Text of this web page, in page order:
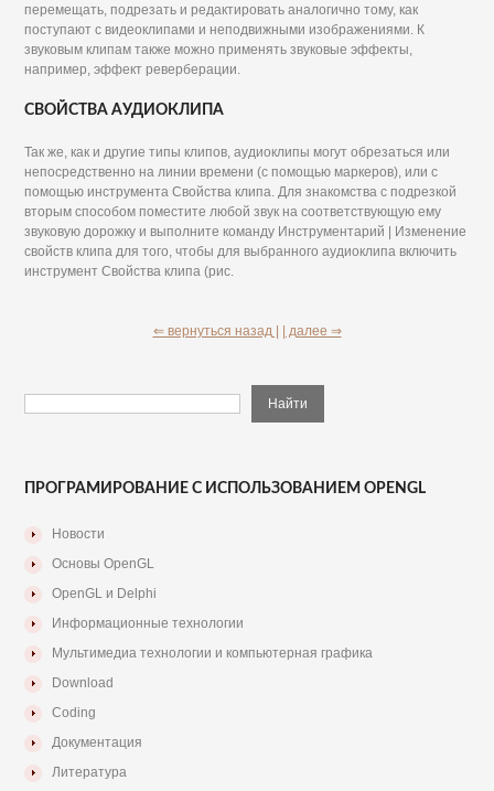
перемещать, подрезать и редактировать аналогично тому, как
поступают с видеоклипами и неподвижными изображениями. К
звуковым клипам также можно применять звуковые эффекты,
например, эффект реверберации.
СВОЙСТВА АУДИОКЛИПА
Так же, как и другие типы клипов, аудиоклипы могут обрезаться или
непосредственно на линии времени (с помощью маркеров), или с
помощью инструмента Свойства клипа. Для знакомства с подрезкой
вторым способом поместите любой звук на соответствующую ему
звуковую дорожку и выполните команду Инструментарий | Изменение
свойств клипа для того, чтобы для выбранного аудиоклипа включить
инструмент Свойства клипа (рис.
⇐ вернуться назад | | далее ⇒
ПРОГРАМИРОВАНИЕ С ИСПОЛЬЗОВАНИЕМ OPENGL
Новости
Основы OpenGL
OpenGL и Delphi
Информационные технологии
Мультимедиа технологии и компьютерная графика
Download
Coding
Документация
Литература